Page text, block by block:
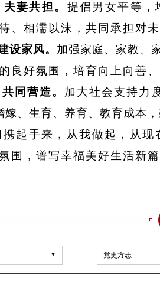
妻共担。 提倡男女平等，
、 相濡以沫，共同承担对
设家风。 加强家庭、 家教、
良好氛围，培育向上向善、
同营造。 加大社会支持力
嫁、 生育、 养育、 教育成本 ，
起手来，从我做起，从现
围，谱写幸福美好生活新
党史方志